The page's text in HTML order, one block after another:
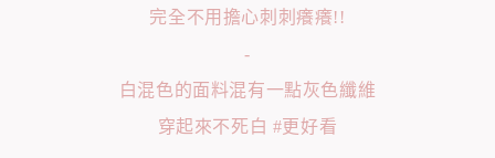
完全不用擔心刺刺癢癢!!
-
白混色的面料混有一點灰色纖維
穿起來不死白 #更好看